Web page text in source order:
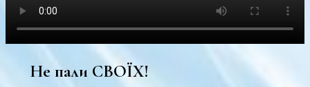
Не пали СВОЇХ!